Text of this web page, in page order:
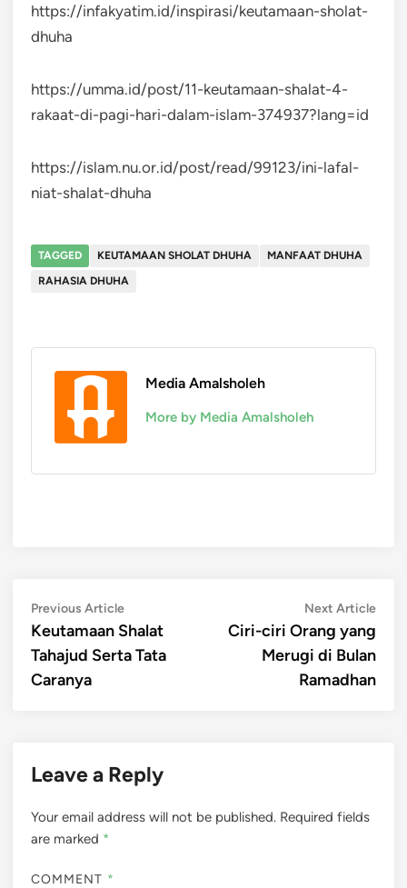
https://infakyatim.id/inspirasi/keutamaan-sholat-
dhuha
https://umma.id/post/11-keutamaan-shalat-4-
rakaat-di-pagi-hari-dalam-islam-374937?lang=id
https://islam.nu.or.id/post/read/99123/ini-lafal-
niat-shalat-dhuha
TAGGED KEUTAMAAN SHOLAT DHUHA
MANFAAT DHUHA
RAHASIA DHUHA
Media Amalsholeh
More by Media Amalsholeh
Post
navigation
Previous ArticlePrevious
article:
Keutamaan Shalat
Tahajud Serta Tata
Caranya
Next ArticleNext
Ciri-ciri Orang yang
Merugi di Bulan
Ramadhan
Leave a Reply
Your email address will not be published. Required fields
are marked *
COMMENT *